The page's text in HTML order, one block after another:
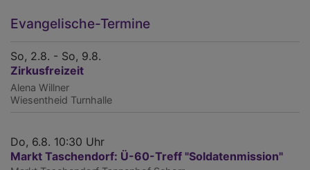
Evangelische-Termine
So, 2.8. - So, 9.8.
Zirkusfreizeit
Alena Willner
Wiesentheid Turnhalle
Do, 6.8. 10:30 Uhr
Markt Taschendorf: Ü-60-Treff "Soldatenmission"